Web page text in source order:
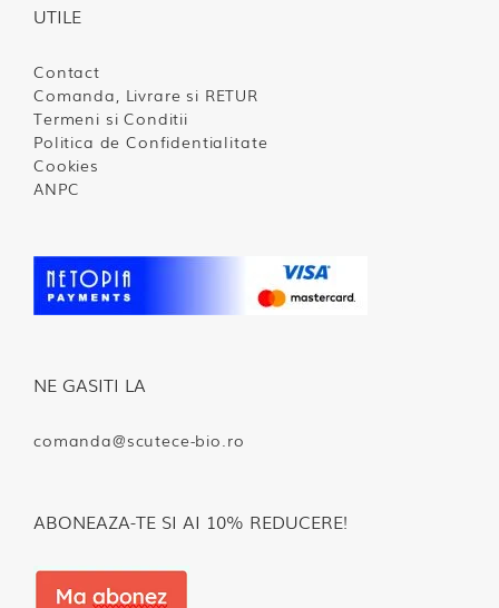
UTILE
Contact
Comanda, Livrare si RETUR
Termeni si Conditii
Politica de Confidentialitate
Cookies
ANPC
NE GASITI LA
comanda@scutece-bio.ro
ABONEAZA-TE SI AI 10% REDUCERE!